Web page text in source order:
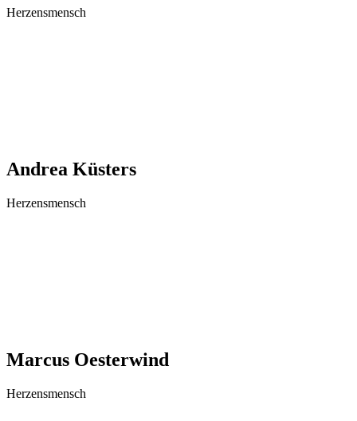
Herzensmensch
Andrea Küsters
Herzensmensch
Marcus Oesterwind
Herzensmensch